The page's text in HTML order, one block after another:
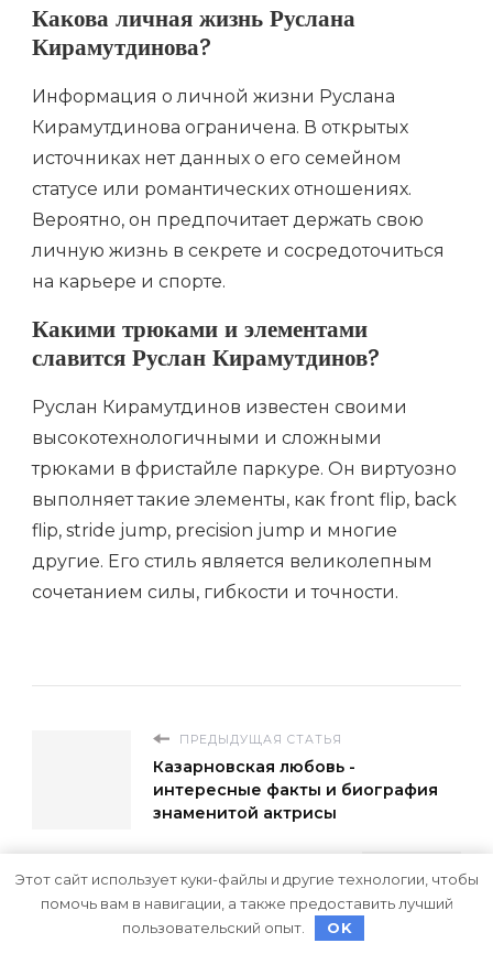
Какова личная жизнь Руслана
Кирамутдинова?
Информация о личной жизни Руслана
Кирамутдинова ограничена. В открытых
источниках нет данных о его семейном
статусе или романтических отношениях.
Вероятно, он предпочитает держать свою
личную жизнь в секрете и сосредоточиться
на карьере и спорте.
Какими трюками и элементами
славится Руслан Кирамутдинов?
Руслан Кирамутдинов известен своими
высокотехнологичными и сложными
трюками в фристайле паркуре. Он виртуозно
выполняет такие элементы, как front flip, back
flip, stride jump, precision jump и многие
другие. Его стиль является великолепным
сочетанием силы, гибкости и точности.
ПРЕДЫДУЩАЯ СТАТЬЯ
Казарновская любовь -
интересные факты и биография
знаменитой актрисы
Биография М. Е. Салтыкова-
Щедрина - восхождение от
деревенского мальчика к
Этот сайт использует куки-файлы и другие технологии, чтобы
помочь вам в навигации, а также предоставить лучший
пользовательский опыт.
OK